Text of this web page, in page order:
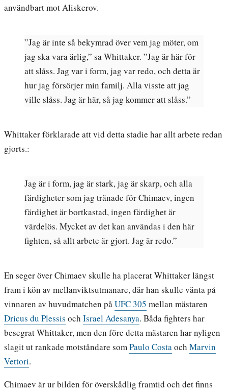
användbart mot Aliskerov.
”Jag är inte så bekymrad över vem jag möter, om
jag ska vara ärlig,” sa Whittaker. ”Jag är här för
att slåss. Jag var i form, jag var redo, och detta är
hur jag försörjer min familj. Alla visste att jag
ville slåss. Jag är här, så jag kommer att slåss.”
Whittaker förklarade att vid detta stadie har allt arbete redan
gjorts.:
Jag är i form, jag är stark, jag är skarp, och alla
färdigheter som jag tränade för Chimaev, ingen
färdighet är bortkastad, ingen färdighet är
värdelös. Mycket av det kan användas i den här
fighten, så allt arbete är gjort. Jag är redo.”
En seger över Chimaev skulle ha placerat Whittaker längst
fram i kön av mellanviktsutmanare, där han skulle vänta på
vinnaren av huvudmatchen påUFC 305 mellan mästaren
Dricus du Plessis och Israel Adesanya. Båda fighters har
besegrat Whittaker, men den före detta mästaren har nyligen
slagit ut rankade motståndare somPaulo Costaoch Marvin
Vettori.
Chimaev är ur bilden för överskådlig framtid och det finns